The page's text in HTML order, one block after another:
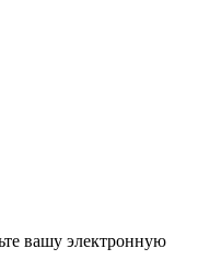
вашу электронную